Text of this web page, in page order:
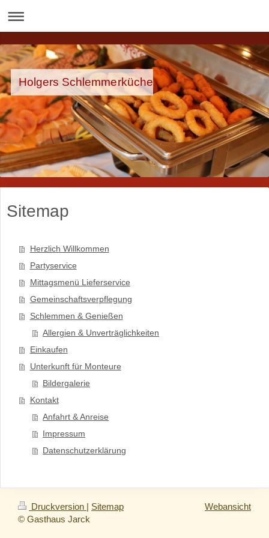
Holgers Schlemmerküche
Sitemap
Herzlich Willkommen
Partyservice
Mittagsmenü Lieferservice
Gemeinschaftsverpflegung
Schlemmen & Genießen
Allergien & Unverträglichkeiten
Einkaufen
Unterkunft für Monteure
Bildergalerie
Kontakt
Anfahrt & Anreise
Impressum
Datenschutzerklärung
Druckversion | Sitemap
© Gasthaus Jarck
Webansicht